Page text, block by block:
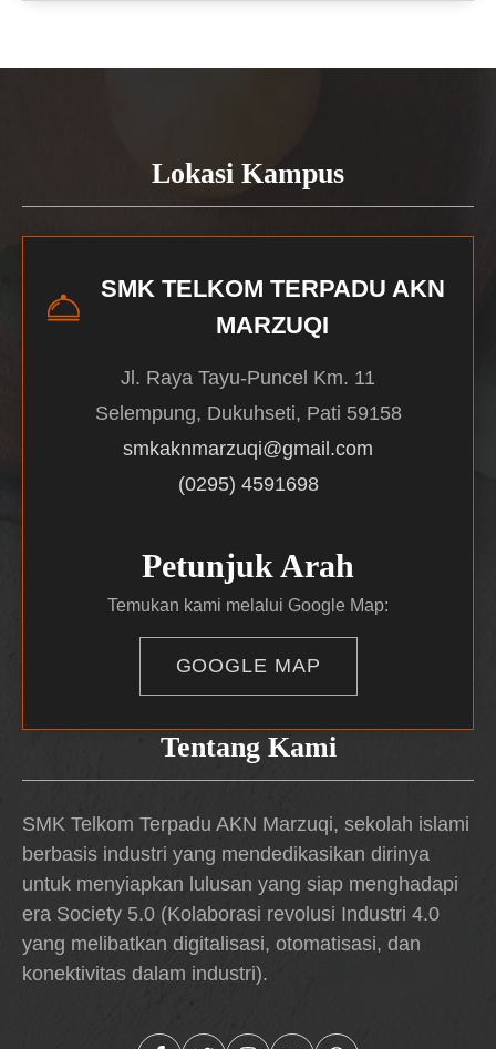
Tentang Kami
SMK Telkom Terpadu AKN Marzuqi, sekolah islami
berbasis industri yang mendedikasikan dirinya
untuk menyiapkan lulusan yang siap menghadapi
era Society 5.0 (Kolaborasi revolusi Industri 4.0
yang melibatkan digitalisasi, otomatisasi, dan
konektivitas dalam industri).
Lokasi Kampus
SMK TELKOM TERPADU AKN
MARZUQI
Jl. Raya Tayu-Puncel Km. 11
Selempung, Dukuhseti, Pati 59158
smkaknmarzuqi@gmail.com
(0295) 4591698
Petunjuk Arah
Temukan kami melalui Google Map:
GOOGLE MAP